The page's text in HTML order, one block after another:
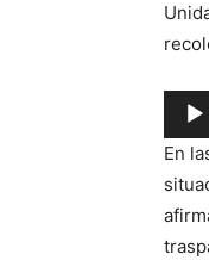
de
audio
En